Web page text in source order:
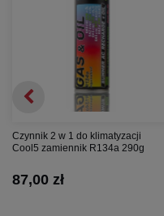
Czynnik 2 w 1 do klimatyzacji
Cool5 zamiennik R134a 290g
87,00 zł